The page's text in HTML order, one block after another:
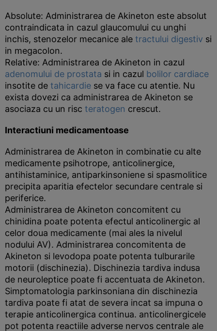
Absolute: Administrarea de Akineton este absolut
contraindicata in cazul glaucomului cu unghi
inchis, stenozelor mecanice ale tractului digestiv si
in megacolon.
Relative: Administrarea de Akineton in cazul
adenomului de prostata si in cazul bolilor cardiace
insotite de tahicardie se va face cu atentie. Nu
exista dovezi ca administrarea de Akineton se
asociaza cu un risc teratogen crescut.
Interactiuni medicamentoase
Administrarea de Akineton in combinatie cu alte
medicamente psihotrope, anticolinergice,
antihistaminice, antiparkinsoniene si spasmolitice
precipita aparitia efectelor secundare centrale si
periferice.
Administrarea de Akineton concomitent cu
chinidina poate potenta efectul anticolinergic al
celor doua medicamente (mai ales la nivelul
nodului AV). Administrarea concomitenta de
Akineton si levodopa poate potenta tulburarile
motorii (dischinezia). Dischinezia tardiva indusa
de neuroleptice poate fi accentuata de Akineton.
Simptomatologia parkinsoniana din dischinezia
tardiva poate fi atat de severa incat sa impuna o
terapie anticolinergica continua. anticolinergicele
pot potenta reactiile adverse nervos centrale ale